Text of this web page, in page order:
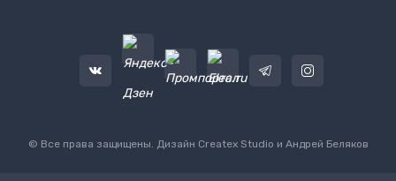
© Все права защищены. Дизайн Createx Studio и Андрей Беляков